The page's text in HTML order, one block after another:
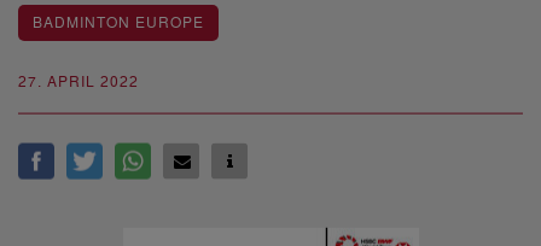
27. APRIL 2022
BADMINTON EUROPE